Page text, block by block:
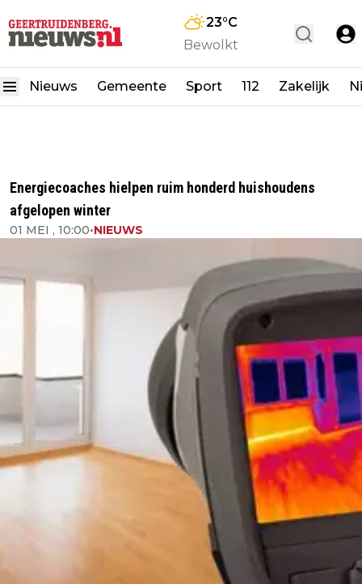
23°C
Bewolkt
Nieuws Gemeente Sport 112 Zakelijk
Energiecoaches hielpen ruim honderd huishoudens
afgelopen winter
01 MEI , 10:00•NIEUWS